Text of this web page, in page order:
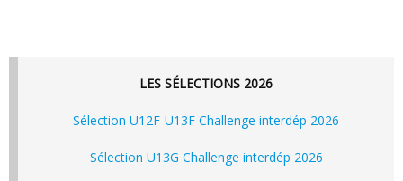
LES SÉLECTIONS 2026
Sélection U12F-U13F Challenge interdép 2026
Sélection U13G Challenge interdép 2026